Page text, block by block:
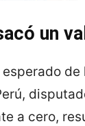
un
a cero,